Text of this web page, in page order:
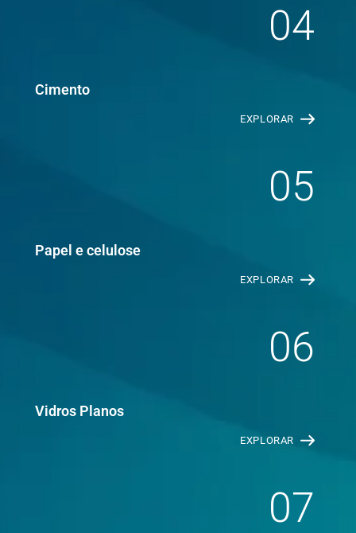
04
Cimento
EXPLORAR
05
Papel e celulose
EXPLORAR
06
Vidros Planos
EXPLORAR
07